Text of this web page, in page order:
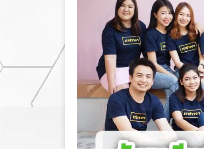
[ 8 กรกฎาคม 2026 ]
ผลงานล่าสุด